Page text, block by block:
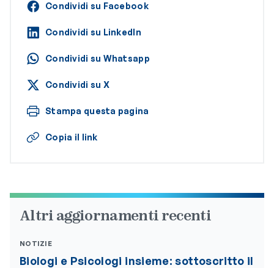
Condividi su Facebook
Condividi su LinkedIn
Condividi su Whatsapp
Condividi su X
Stampa questa pagina
Copia il link
Altri aggiornamenti recenti
NOTIZIE
Biologi e Psicologi insieme: sottoscritto il